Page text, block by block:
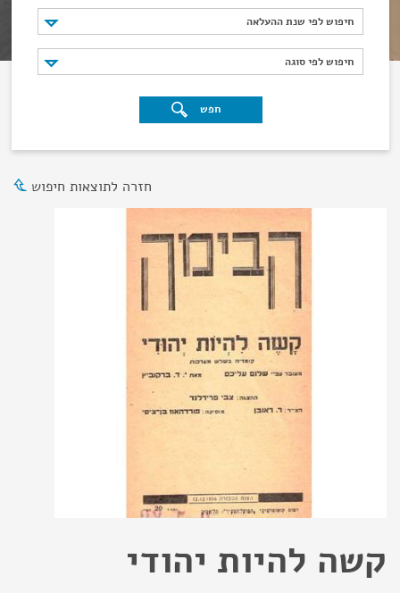
חיפוש לפי שנת ההעלאה
חיפוש לפי שנת ההעלאה
חיפוש לפי סוגה
חיפוש לפי סוגה
חפש
חזרה לתוצאות חיפוש
קשה להיות יהודי